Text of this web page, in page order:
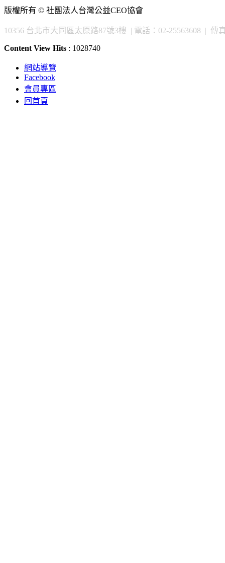
版權所有 © 社團法人台灣公益CEO協會
10356 台北市大同區太原路87號3樓 | 電話：02-25563608 | 傳
Content View Hits : 1028740
網站導覽
Facebook
會員專區
回首頁